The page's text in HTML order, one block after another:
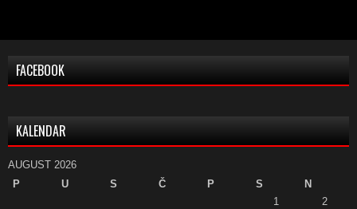
FACEBOOK
KALENDAR
AUGUST 2026
P
U S Č P S
N
1
2